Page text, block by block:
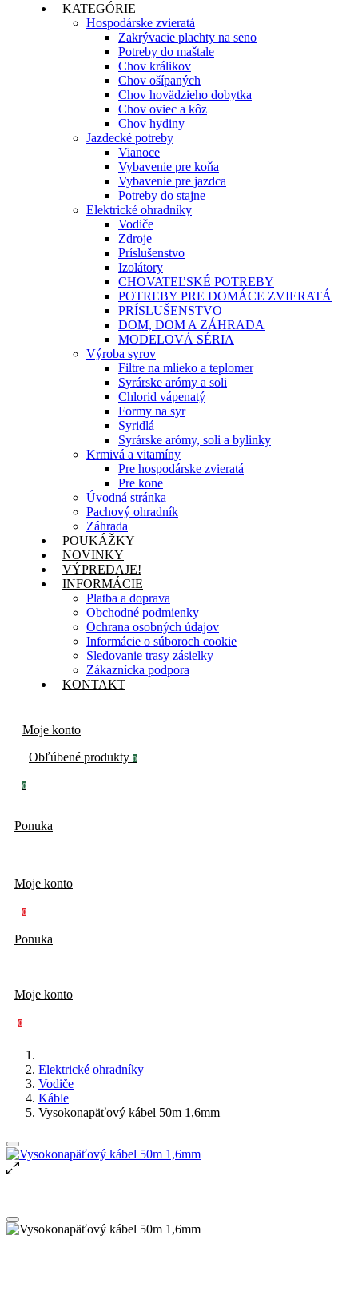
KATEGÓRIE
Hospodárske zvieratá
Zakrývacie plachty na seno
Potreby do maštale
Chov králikov
Chov ošípaných
Chov hovädzieho dobytka
Chov oviec a kôz
Chov hydiny
Jazdecké potreby
Vianoce
Vybavenie pre koňa
Vybavenie pre jazdca
Potreby do stajne
Elektrické ohradníky
Vodiče
Zdroje
Príslušenstvo
Izolátory
CHOVATEĽSKÉ POTREBY
POTREBY PRE DOMÁCE ZVIERATÁ
PRÍSLUŠENSTVO
DOM, DOM A ZÁHRADA
MODELOVÁ SÉRIA
Výroba syrov
Filtre na mlieko a teplomer
Syrárske arómy a soli
Chlorid vápenatý
Formy na syr
Syridlá
Syrárske arómy, soli a bylinky
Krmivá a vitamíny
Pre hospodárske zvieratá
Pre kone
Úvodná stránka
Pachový ohradník
Záhrada
POUKÁŽKY
NOVINKY
VÝPREDAJE!
INFORMÁCIE
Platba a doprava
Obchodné podmienky
Ochrana osobných údajov
Informácie o súboroch cookie
Sledovanie trasy zásielky
Zákaznícka podpora
KONTAKT
Moje konto
Obľúbené produkty 0
0
Ponuka
Moje konto
0
Ponuka
Moje konto
0
Elektrické ohradníky
Vodiče
Káble
Vysokonapäťový kábel 50m 1,6mm